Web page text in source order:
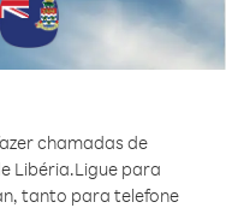
chamadas de
Libéria.Ligue para
tanto para telefone